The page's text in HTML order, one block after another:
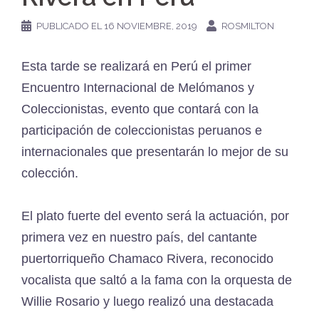
PUBLICADO EL 16 NOVIEMBRE, 2019 ROSMILTON
Esta tarde se realizará en Perú el primer
Encuentro Internacional de Melómanos y
Coleccionistas, evento que contará con la
participación de coleccionistas peruanos e
internacionales que presentarán lo mejor de su
colección.
El plato fuerte del evento será la actuación, por
primera vez en nuestro país, del cantante
puertorriqueño Chamaco Rivera, reconocido
vocalista que saltó a la fama con la orquesta de
Willie Rosario y luego realizó una destacada